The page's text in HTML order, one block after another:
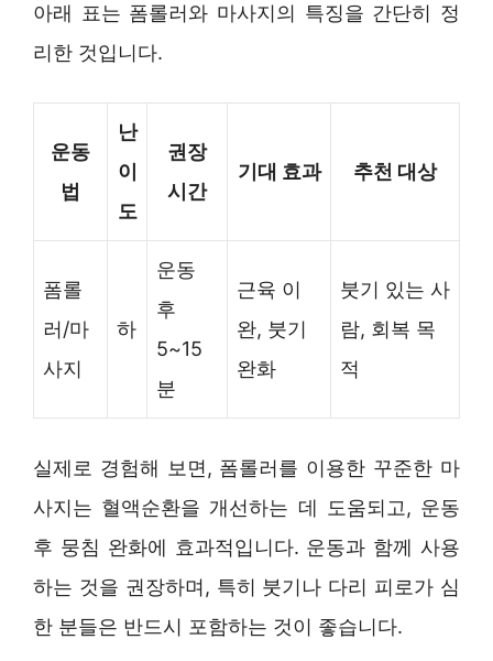
아래 표는 폼롤러와 마사지의 특징을 간단히 정
리한 것입니다.
운동
법
난
이
도
권장
시간
기대 효과 추천 대상
폼롤
러/마
사지
하
운동
후
5~15
분
근육 이
완, 붓기
완화
붓기 있는 사
람, 회복 목
적
실제로 경험해 보면, 폼롤러를 이용한 꾸준한 마
사지는 혈액순환을 개선하는 데 도움되고, 운동
후 뭉침 완화에 효과적입니다. 운동과 함께 사용
하는 것을 권장하며, 특히 붓기나 다리 피로가 심
한 분들은 반드시 포함하는 것이 좋습니다.